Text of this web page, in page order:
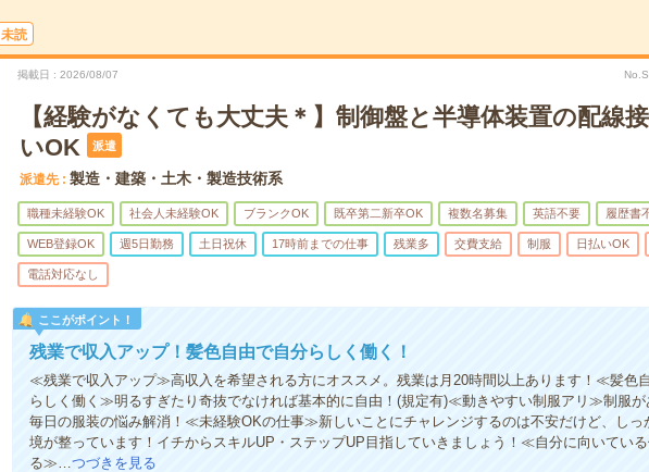
未読
掲載日 2026/08/07
【経験がなくても大丈夫＊】制御盤と半導体装置の配線
いOK
派遣
派遣先 製造・建築・土木・製造技術系
職種未経験OK 社会人未経験OK ブランクOK 既卒第二新卒OK 複数名募集 英語不要 履歴書
WEB登録OK 週5日勤務 土日祝休 17時前までの仕事 残業多 交費支給 制服 日払いOK
電話対応なし
ここがポイント！
残業で収入アップ！髪色自由で自分らしく働く！
≪残業で収入アップ≫高収入を希望される方にオススメ。残業は月20時間以上あります！≪髪色
らしく働く≫明るすぎたり奇抜でなければ基本的に自由！(規定有)≪動きやすい制服アリ≫制服が
毎日の服装の悩み解消！≪未経験OKの仕事≫新しいことにチャレンジするのは不安だけど、しっ
境が整っています！イチからスキルUP・ステップUP目指していきましょう！≪自分に向いてい
る≫…つづきを見る